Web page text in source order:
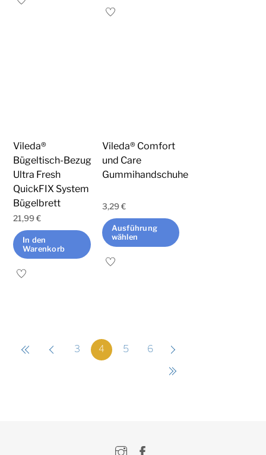
Vileda®
Bügeltisch-Bezug
Ultra Fresh
QuickFIX System
Bügelbrett
21,99€
In den
Warenkorb
Vileda® Comfort
und Care
Gummihandschuhe
3,29€
Ausführung
wählen
Dieses
auf.
Die
3 4 5 6
Instagram